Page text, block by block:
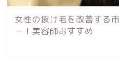
女性の抜け毛を改善する
ー！美容師おすすめ